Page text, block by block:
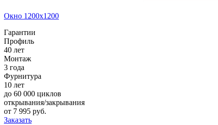
Окно 1200x1200
Гарантии
Профиль
40 лет
Монтаж
3 года
Фурнитура
10 лет
до 60 000 циклов
открывания/закрывания
от 7 995 pуб.
Заказать